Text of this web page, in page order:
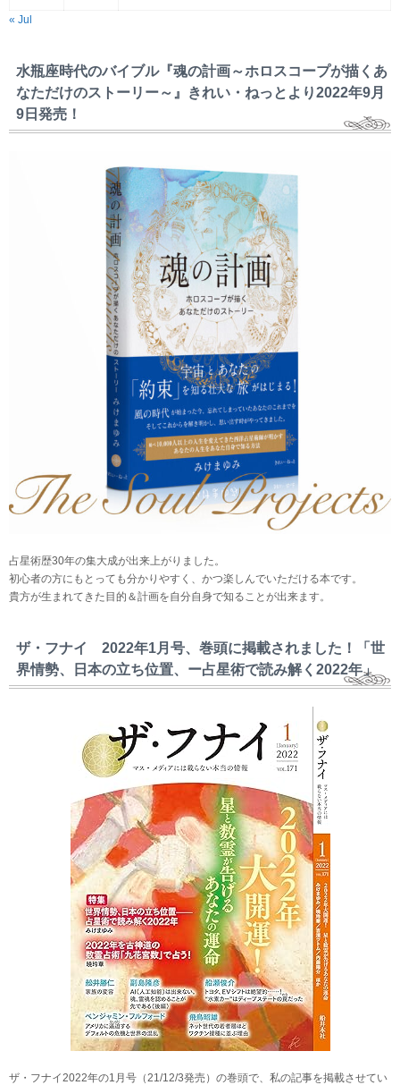
« Jul
水瓶座時代のバイブル『魂の計画～ホロスコープが描くあ
なただけのストーリー～』きれい・ねっとより2022年9月
9日発売！
占星術歴30年の集大成が出来上がりました。
初心者の方にもとっても分かりやすく、かつ楽しんでいただける本です。
貴方が生まれてきた目的＆計画を自分自身で知ることが出来ます。
ザ・フナイ 2022年1月号、巻頭に掲載されました！「世
界情勢、日本の立ち位置、ー占星術で読み解く2022年」
ザ・フナイ2022年の1月号（21/12/3発売）の巻頭で、私の記事を掲載させてい